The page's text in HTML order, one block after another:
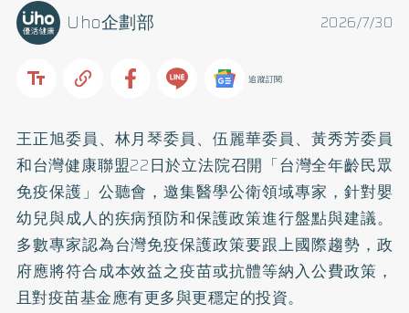
2026/7/30
Uho企劃部
追蹤訂閱
王正旭委員、林月琴委員、伍麗華委員、黃秀芳委員
和台灣健康聯盟22日於立法院召開「台灣全年齡民眾
免疫保護」公聽會，邀集醫學公衛領域專家，針對嬰
幼兒與成人的疾病預防和保護政策進行盤點與建議。
多數專家認為台灣免疫保護政策要跟上國際趨勢，政
府應將符合成本效益之疫苗或抗體等納入公費政策，
且對疫苗基金應有更多與更穩定的投資。